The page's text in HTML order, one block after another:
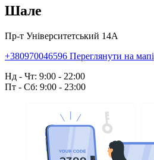
Шале
Пр-т Університетський 14А
+380970046596 Переглянути на мапі
Нд - Чт: 9:00 - 22:00
Пт - Сб: 9:00 - 23:00